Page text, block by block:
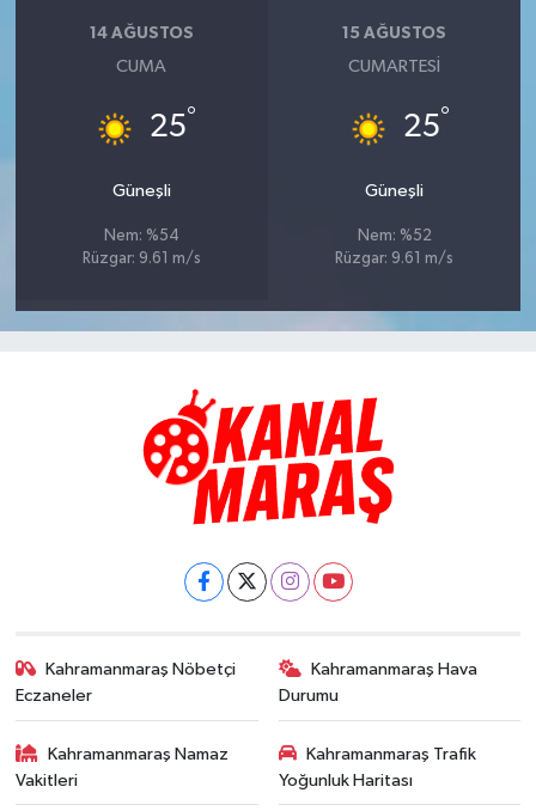
14 AĞUSTOS
CUMA
25°
Güneşli
Nem: %54
Rüzgar: 9.61 m/s
15 AĞUSTOS
CUMARTESI
25°
Güneşli
Nem: %52
Rüzgar: 9.61 m/s
Kahramanmaraş Nöbetçi
Eczaneler
Kahramanmaraş Hava
Durumu
Kahramanmaraş Namaz
Vakitleri
Kahramanmaraş Trafik
Yoğunluk Haritası